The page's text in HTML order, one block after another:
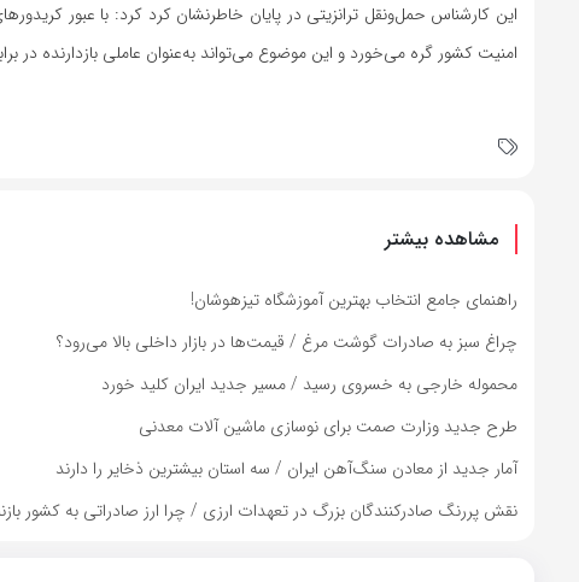
این کارشناس حمل‌ونقل ترانزیتی در پایان خاطرنشان کرد کرد: با عبور
امنیت کشور گره می‌خورد و این موضوع می‌تواند به‌عنوان عاملی بازدارنده در
مشاهده بیشتر
راهنمای جامع انتخاب بهترین آموزشگاه تیزهوشان!
چراغ سبز به صادرات گوشت مرغ / قیمت‌ها در بازار داخلی بالا می‌رود؟
محموله خارجی به خسروی رسید / مسیر جدید ایران کلید خورد
طرح جدید وزارت صمت برای نوسازی ماشین آلات معدنی
آمار جدید از معادن سنگ‌آهن ایران / سه استان بیشترین ذخایر را دارند
نقش پررنگ صادرکنندگان بزرگ در تعهدات ارزی / چرا ارز صادراتی به کشور